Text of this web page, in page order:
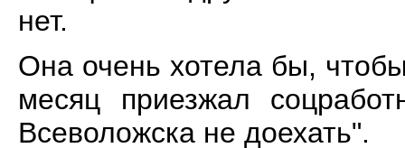
нет.
Она очень хотела бы,
месяц приезжал
Всеволожска не доехать".